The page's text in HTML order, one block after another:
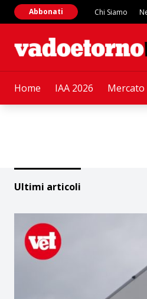
Home IAA 2026 Mercato
Abbonati Chi Siamo
Ultimi articoli